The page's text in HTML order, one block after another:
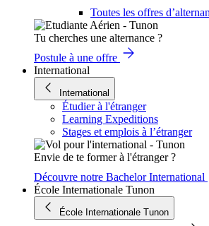
Toutes les offres
Tu cherches une alternance ?
Postule à une offre
International
International
Étudier à l'étranger
Learning Expeditions
Stages et emplois à l’étranger
Envie de te former à l'étranger ?
Découvre notre Bachelor International
École Internationale Tunon
École Internationale Tunon